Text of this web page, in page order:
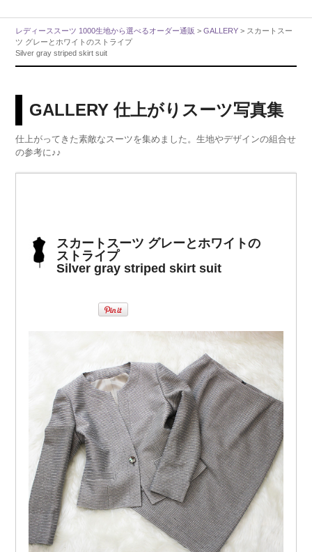
レディーススーツ 1000生地から選べるオーダー通販 >GALLERY > スカートスー
ツ グレーとホワイトのストライプ
Silver gray striped skirt suit
GALLERY 仕上がりスーツ写真集
仕上がってきた素敵なスーツを集めました。生地やデザインの組合せ
の参考に♪♪
スカートスーツ グレーとホワイトの
ストライプ
Silver gray striped skirt suit